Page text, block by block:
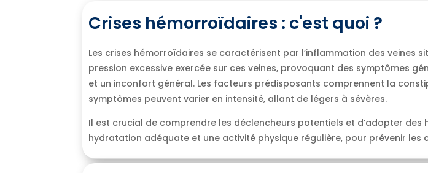
Crises hémorroïdaires : c'est quoi ?
Les crises hémorroïdaires se caractérisent par l’inflammation des veines
pression excessive exercée sur ces veines, provoquant des symptômes
et un inconfort général. Les facteurs prédisposants comprennent la
symptômes peuvent varier en intensité, allant de légers à sévères.
Il est crucial de comprendre les déclencheurs potentiels et d’adopter
hydratation adéquate et une activité physique régulière, pour prévenir les